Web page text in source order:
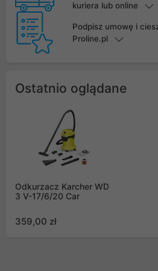
kuriera lub online
Podpisz umowę i
Proline.pl
Ostatnio oglądane
Odkurzacz Karcher WD
3 V-17/6/20 Car
359,00 zł